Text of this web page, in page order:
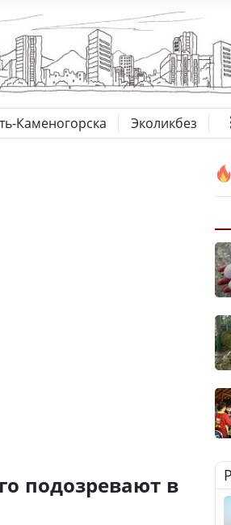
Каменогорска Эколикбез
подозревают в